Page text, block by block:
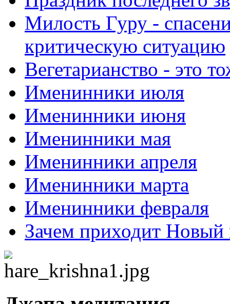
Милость Гуру -
критическую ситуацию
Вегетарианство - это
Именинники июля
Именинники июня
Именинники мая
Именинники апреля
Именинники марта
Именинники февраля
Зачем приходит Новый